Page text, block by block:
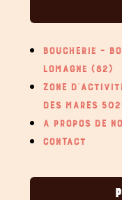
BOUCHERIE –
LOMAGNE (82)
ZONE
DES MARES
A PROPOS DE
CONTACT